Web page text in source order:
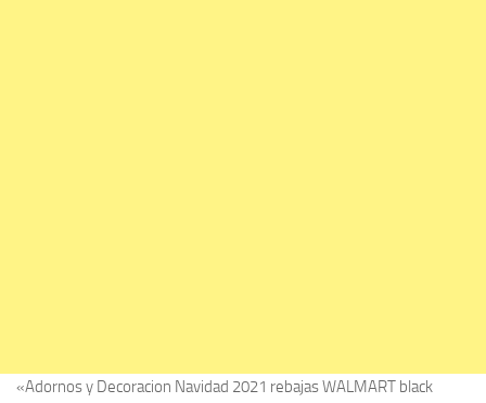
«Adornos y Decoracion Navidad 2021 rebajas WALMART black